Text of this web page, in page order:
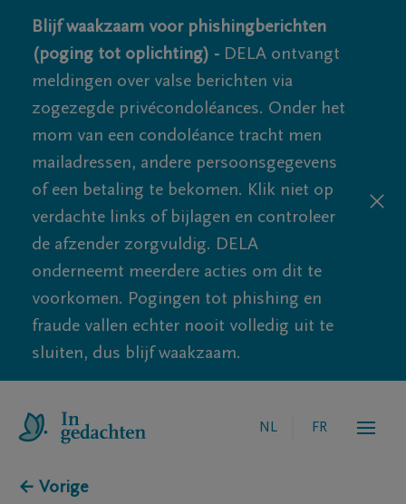
Blijf waakzaam voor phishingberichten
(poging tot oplichting) - DELA ontvangt
meldingen over valse berichten via
zogezegde privécondoléances. Onder het
mom van een condoléance tracht men
mailadressen, andere persoonsgegevens
of een betaling te bekomen. Klik niet op
verdachte links of bijlagen en controleer
de afzender zorgvuldig. DELA
onderneemt meerdere acties om dit te
voorkomen. Pogingen tot phishing en
fraude vallen echter nooit volledig uit te
sluiten, dus blijf waakzaam.
NL FR
← Vorige